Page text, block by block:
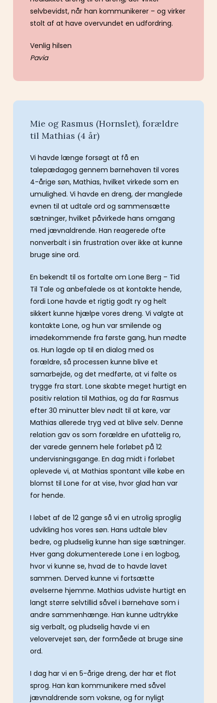
selvbevidst, når han kommunikerer – og virker
stolt af at have overvundet en udfordring.
Venlig hilsen
Pavia
Mie og Rasmus (Hornslet), forældre
til Mathias (4 år)
Vi havde længe forsøgt at få en
talepædagog gennem børnehaven til vores
4-årige søn, Mathias, hvilket virkede som en
umulighed. Vi havde en dreng, der manglede
evnen til at udtale ord og sammensætte
sætninger, hvilket påvirkede hans omgang
med jævnaldrende. Han reagerede ofte
nonverbalt i sin frustration over ikke at kunne
bruge sine ord.
En bekendt til os fortalte om Lone Berg – Tid
Til Tale og anbefalede os at kontakte hende,
fordi Lone havde et rigtig godt ry og helt
sikkert kunne hjælpe vores dreng. Vi valgte at
kontakte Lone, og hun var smilende og
imødekommende fra første gang, hun mødte
os. Hun lagde op til en dialog med os
forældre, så processen kunne blive et
samarbejde, og det medførte, at vi følte os
trygge fra start. Lone skabte meget hurtigt en
positiv relation til Mathias, og da far Rasmus
efter 30 minutter blev nødt til at køre, var
Mathias allerede tryg ved at blive selv. Denne
relation gav os som forældre en ufattelig ro,
der varede gennem hele forløbet på 12
undervisningsgange. En dag midt i forløbet
oplevede vi, at Mathias spontant ville købe en
blomst til Lone for at vise, hvor glad han var
for hende.
I løbet af de 12 gange så vi en utrolig sproglig
udvikling hos vores søn. Hans udtale blev
bedre, og pludselig kunne han sige sætninger.
Hver gang dokumenterede Lone i en logbog,
hvor vi kunne se, hvad de to havde lavet
sammen. Derved kunne vi fortsætte
øvelserne hjemme. Mathias udviste hurtigt en
langt større selvtillid såvel i børnehave som i
andre sammenhænge. Han kunne udtrykke
sig verbalt, og pludselig havde vi en
velovervejet søn, der formåede at bruge sine
ord.
I dag har vi en 5-årige dreng, der har et flot
sprog. Han kan kommunikere med såvel
jævnaldrende som voksne, og for nyligt